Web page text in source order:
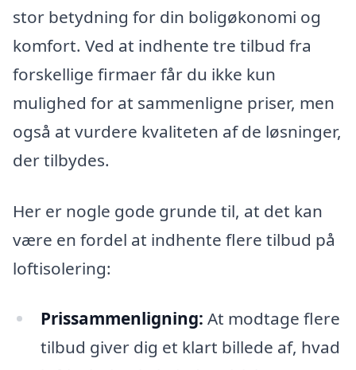
stor betydning for din boligøkonomi og
komfort. Ved at indhente tre tilbud fra
forskellige firmaer får du ikke kun
mulighed for at sammenligne priser, men
også at vurdere kvaliteten af de løsninger,
der tilbydes.
Her er nogle gode grunde til, at det kan
være en fordel at indhente flere tilbud på
loftisolering:
Prissammenligning: At modtage flere
tilbud giver dig et klart billede af, hvad